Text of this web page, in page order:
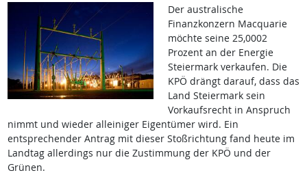
Der australische
Finanzkonzern Macquarie
möchte seine 25,0002
Prozent an der Energie
Steiermark verkaufen. Die
KPÖ drängt darauf, dass das
Land Steiermark sein
Vorkaufsrecht in Anspruch
nimmt und wieder alleiniger Eigentümer wird. Ein
entsprechender Antrag mit dieser Stoßrichtung fand heute im
Landtag allerdings nur die Zustimmung der KPÖ und der
Grünen.